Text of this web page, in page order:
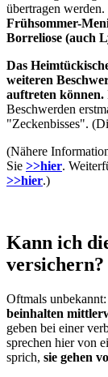
übertragen werden.
Frühsommer-
Borreliose (auch
Das
weiteren
auftreten können.
Beschwerden
"Zeckenbisses".
(Nähere
Sie >>hier.
>>hier.)
Kann ich
versichern?
Oftmals unbekannt:
beinhalten
geben bei einer
sprechen hier von
sprich, sie gehen